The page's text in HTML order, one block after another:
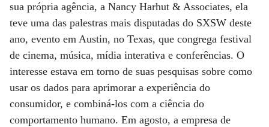
sua própria agência, a Nancy Harhut & Associates, ela
teve uma das palestras mais disputadas do SXSW deste
ano, evento em Austin, no Texas, que congrega festival
de cinema, música, mídia interativa e conferências. O
interesse estava em torno de suas pesquisas sobre como
usar os dados para aprimorar a experiência do
consumidor, e combiná-los com a ciência do
comportamento humano. Em agosto, a empresa de